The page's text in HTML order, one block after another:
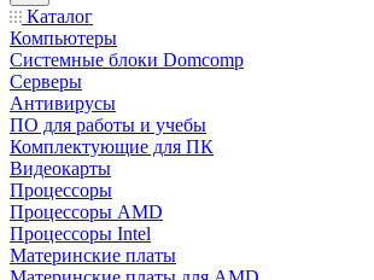
Каталог
Компьютеры
Системные блоки Domcomp
Серверы
Антивирусы
ПО для работы и учебы
Комплектующие для ПК
Видеокарты
Процессоры
Процессоры AMD
Процессоры Intel
Материнские платы